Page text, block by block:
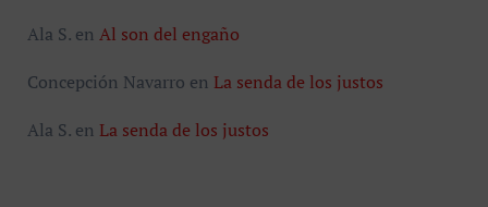
Ala S.en Al son del engaño
Concepción Navarro en La senda de los justos
Ala S.en La senda de los justos